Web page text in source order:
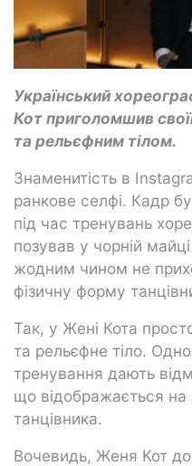
Український
Кот приголомшив
та рельєфним тілом.
Знаменитість в
ранкове селфі. Кадр
під час тренувань
позував у чорній
жодним чином не
фізичну форму
Так, у Жені Кота
та рельєфне тіло.
тренування дають
що відображається на
танцівника.
Вочевидь, Женя Кот